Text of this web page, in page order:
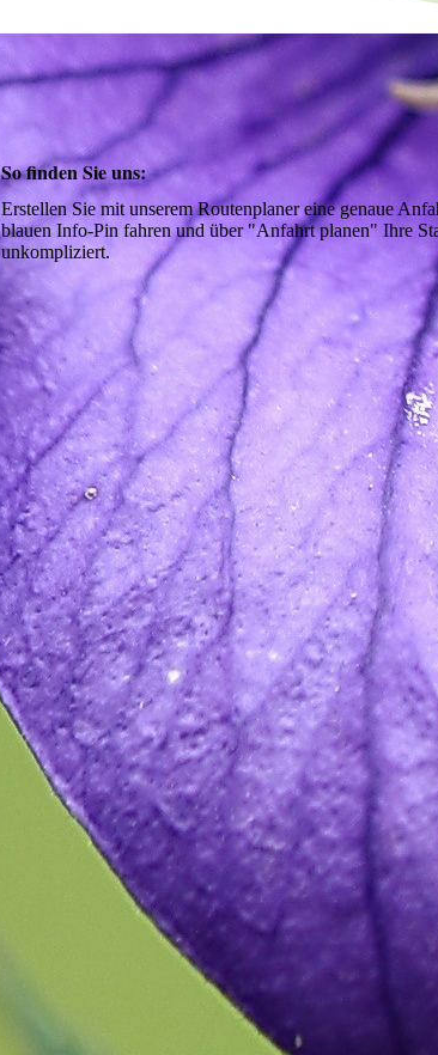
So finden Sie uns:
Erstellen Sie mit unserem Routenplaner eine genaue
blauen Info-Pin fahren und über "Anfahrt planen" Ihre
unkompliziert.